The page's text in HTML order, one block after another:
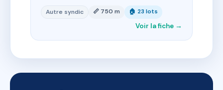
Autre syndic 📏 750 m 🏠 23 lots
Voir la fiche →